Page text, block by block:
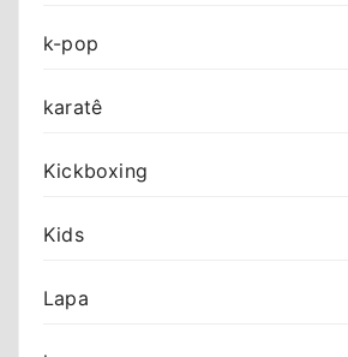
k-pop
karatê
Kickboxing
Kids
Lapa